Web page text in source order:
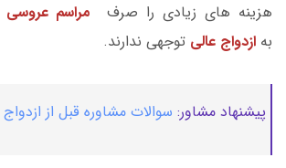
هزینه های زیادی را صرف مراسم عروسی
به ازدواج عالی توجهی ندارند.
پیشنهاد مشاور: سوالات مشاوره قبل از ازدواج